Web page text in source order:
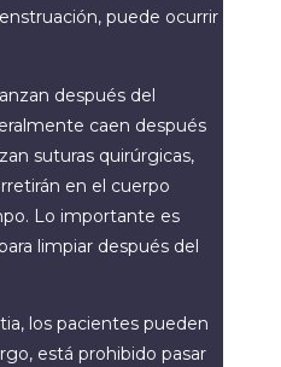
puede ocurrir
después del
caen después
suturas quirúrgicas,
en el cuerpo
Lo importante es
limpiar después del
los pacientes pueden
está prohibido pasar